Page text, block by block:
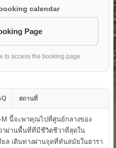
calendar
Page
to access the booking page
สถานที่
M นี้จะพาคุณไปที่ศูนย์กลางของ
าผ่านพื้นที่ที่มีชีวิตชีวาที่สุดใน
ยล เดินทางผ่านจุดที่ทันสมัยในฮารา